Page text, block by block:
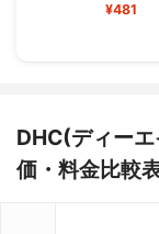
¥481
DHC(ディー
価・料金比較